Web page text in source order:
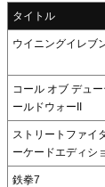
タイトル
ウイニングイレブ
コール オブ デュ
ールドウォーII
ストリートファイ
ーケードエディシ
鉄拳7